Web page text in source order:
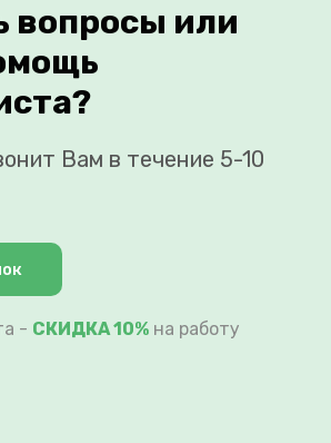
вопросы или
Вам в течение 5-10
- СКИДКА 10% на работу